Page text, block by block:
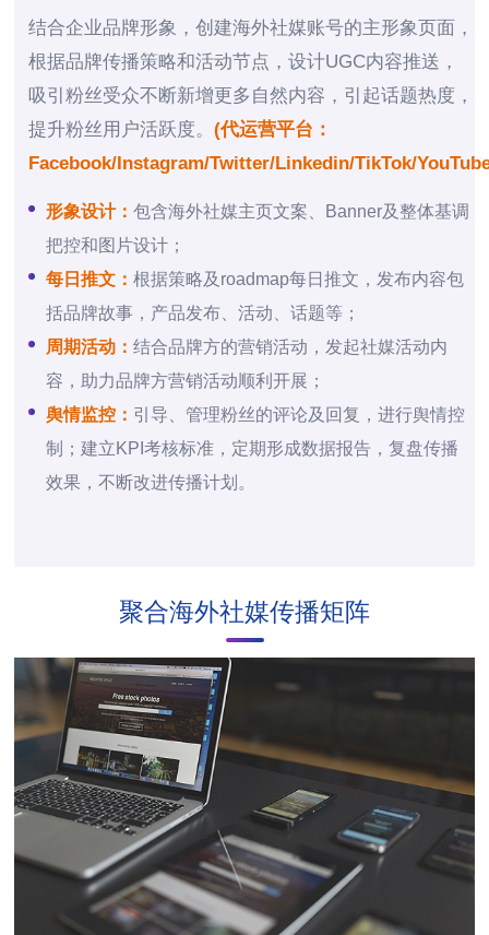
结合企业品牌形象，创建海外社媒账号的主形象页面，
根据品牌传播策略和活动节点，设计UGC内容推送，
吸引粉丝受众不断新增更多自然内容，引起话题热度，
提升粉丝用户活跃度。(代运营平台：
Facebook/Instagram/Twitter/Linkedin/TikTok/
形象设计：包含海外社媒主页文案、Banner及整体基调
把控和图片设计；
每日推文：根据策略及roadmap每日推文，发布内容包
括品牌故事，产品发布、活动、话题等；
周期活动：结合品牌方的营销活动，发起社媒活动内
容，助力品牌方营销活动顺利开展；
舆情监控： 引导、管理粉丝的评论及回复，进行舆情控
制；建立KPI考核标准，定期形成数据报告，复盘传播
效果，不断改进传播计划。
聚合海外社媒传播矩阵